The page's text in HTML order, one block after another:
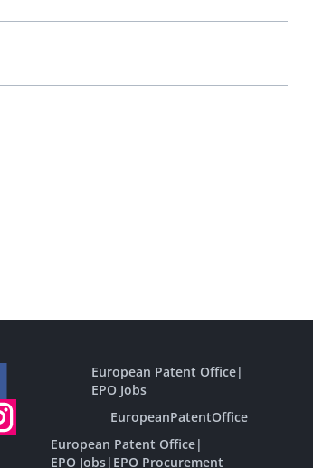
European Patent Office|
EPO Jobs
EuropeanPatentOffice
European Patent Office|
EPO Jobs| EPO Procurement